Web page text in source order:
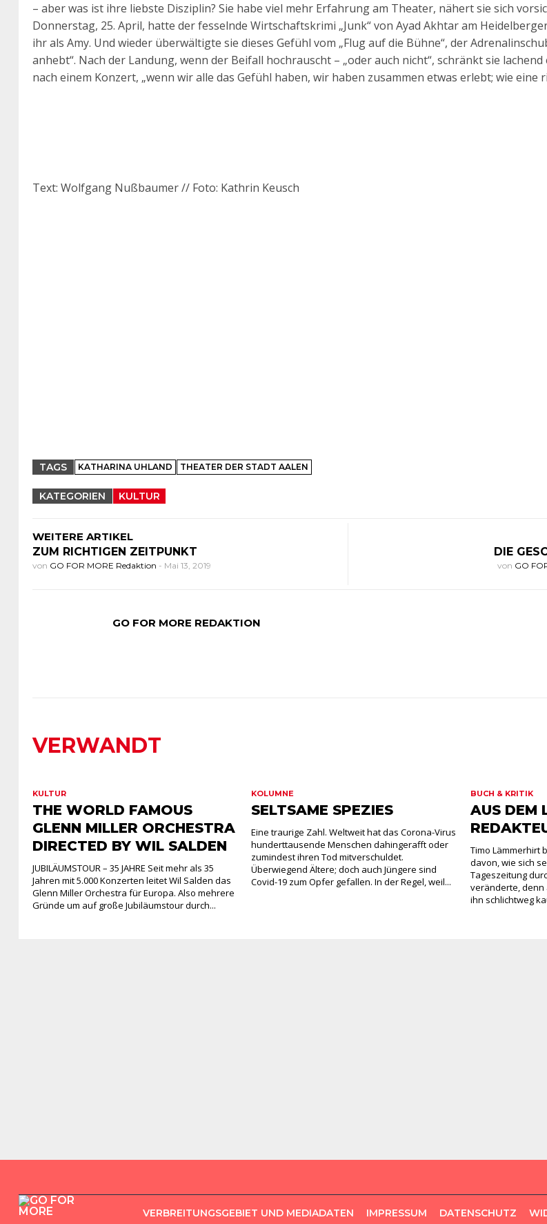
– aber was ist ihre liebste Disziplin? Sie habe viel mehr Erfahrung am Theater, nähert sie sich
Donnerstag, 25. April, hatte der fesselnde Wirtschaftskrimi „Junk“ von Ayad Akhtar am
ihr als Amy. Und wieder überwältigte sie dieses Gefühl vom „Flug auf die Bühne“, der
anhebt“. Nach der Landung, wenn der Beifall hochrauscht – „oder auch nicht“, schränkt sie
nach einem Konzert, „wenn wir alle das Gefühl haben, wir haben zusammen etwas erlebt; wie eine
Text: Wolfgang Nußbaumer // Foto: Kathrin Keusch
TAGS KATHARINA UHLAND THEATER DER STADT AALEN
KATEGORIEN KULTUR
WEITERE ARTIKEL
ZUM RICHTIGEN ZEITPUNKT
von GO FOR MORE Redaktion - Mai 13, 2019
DIE
von GO
GO FOR MORE REDAKTION
VERWANDT
KULTUR
THE WORLD FAMOUS
GLENN MILLER ORCHESTRA
DIRECTED BY WIL SALDEN
JUBILÄUMSTOUR – 35 JAHRE Seit mehr als 35
Jahren mit 5.000 Konzerten leitet Wil Salden das
Glenn Miller Orchestra für Europa. Also mehrere
Gründe um auf große Jubiläumstour durch...
KOLUMNE
SELTSAME SPEZIES
Eine traurige Zahl. Weltweit hat das Corona-Virus
hunderttausende Menschen dahingerafft oder
zumindest ihren Tod mitverschuldet.
Überwiegend Ältere; doch auch Jüngere sind
Covid-19 zum Opfer gefallen. In der Regel, weil...
BUCH & KRITIK
AUS DEM
Timo Lämmerhirt
davon, wie sich
Tageszeitung
veränderte, denn
ihn schlichtweg
VERBREITUNGSGEBIET UND MEDIADATEN IMPRESSUM DATENSCHUTZ